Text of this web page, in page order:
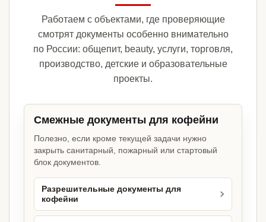
Работаем с объектами, где проверяющие
смотрят документы особенно внимательно
по России: общепит, beauty, услуги, торговля,
производство, детские и образовательные
проекты.
Смежные документы для кофейни
Полезно, если кроме текущей задачи нужно
закрыть санитарный, пожарный или стартовый
блок документов.
Разрешительные документы для
кофейни